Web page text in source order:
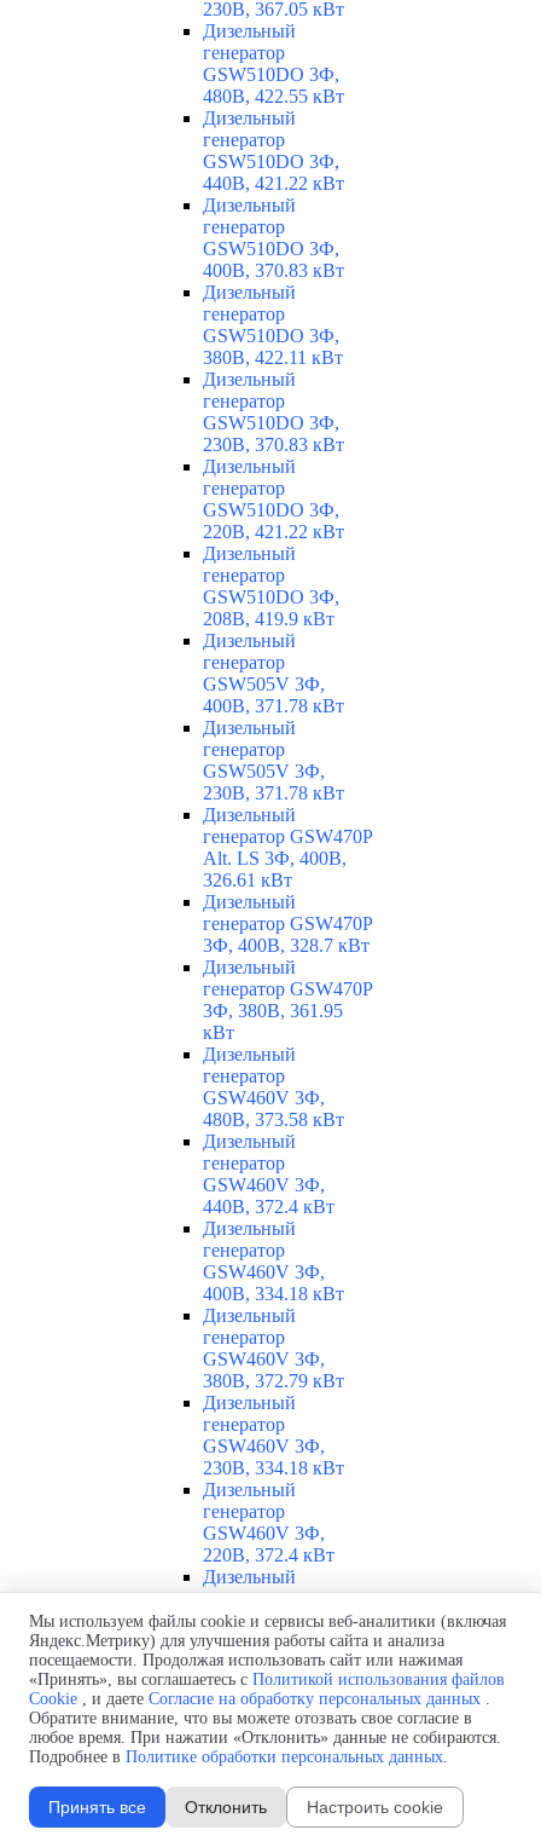
230В, 367.05 кВт
Дизельный
генератор
GSW510DO 3Ф,
480В, 422.55 кВт
Дизельный
генератор
GSW510DO 3Ф,
440В, 421.22 кВт
Дизельный
генератор
GSW510DO 3Ф,
400В, 370.83 кВт
Дизельный
генератор
GSW510DO 3Ф,
380В, 422.11 кВт
Дизельный
генератор
GSW510DO 3Ф,
230В, 370.83 кВт
Дизельный
генератор
GSW510DO 3Ф,
220В, 421.22 кВт
Дизельный
генератор
GSW510DO 3Ф,
208В, 419.9 кВт
Дизельный
генератор
GSW505V 3Ф,
400В, 371.78 кВт
Дизельный
генератор
GSW505V 3Ф,
230В, 371.78 кВт
Дизельный
генератор GSW470P
Alt. LS 3Ф, 400В,
326.61 кВт
Дизельный
генератор GSW470P
3Ф, 400В, 328.7 кВт
Дизельный
генератор GSW470P
3Ф, 380В, 361.95
кВт
Дизельный
генератор
GSW460V 3Ф,
480В, 373.58 кВт
Дизельный
генератор
GSW460V 3Ф,
440В, 372.4 кВт
Дизельный
генератор
GSW460V 3Ф,
400В, 334.18 кВт
Дизельный
генератор
GSW460V 3Ф,
380В, 372.79 кВт
Дизельный
генератор
GSW460V 3Ф,
230В, 334.18 кВт
Дизельный
генератор
GSW460V 3Ф,
220В, 372.4 кВт
Дизельный
генератор
GSW460V 3Ф,
208В, 370.44 кВт
Дизельный
генератор GSW460I
3Ф, 400В, 327.67
кВт
Дизельный
GSW455V 3Ф,
400В, 335.12 кВт
Мы используем файлы cookie и сервисы веб-аналитики (включая
Яндекс.Метрику) для улучшения работы сайта и анализа
посещаемости. Продолжая использовать сайт или нажимая
«Принять», вы соглашаетесь с Политикой использования файлов
Cookie , и даете Согласие на обработку персональных данных .
Обратите внимание, что вы можете отозвать свое согласие в
любое время. При нажатии «Отклонить» данные не собираются.
Подробнее в Политике обработки персональных данных.
Принять все Отклонить Настроить cookie